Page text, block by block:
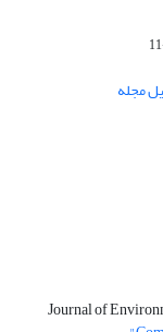
مجله
Journal of